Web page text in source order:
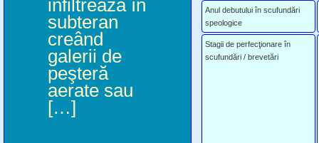
infiltrează în
subteran
creând
galerii de
peşteră
aerate sau
[…]
Anul debutului în scufundări
speologice
Stagii de perfecţionare în
scufundări / brevetări